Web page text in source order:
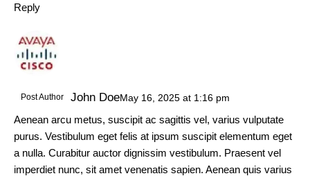
Reply
Post Author John DoeMay 16, 2025 at 1:16 pm
Aenean arcu metus, suscipit ac sagittis vel, varius vulputate
purus. Vestibulum eget felis at ipsum suscipit elementum eget
a nulla. Curabitur auctor dignissim vestibulum. Praesent vel
imperdiet nunc, sit amet venenatis sapien. Aenean quis varius